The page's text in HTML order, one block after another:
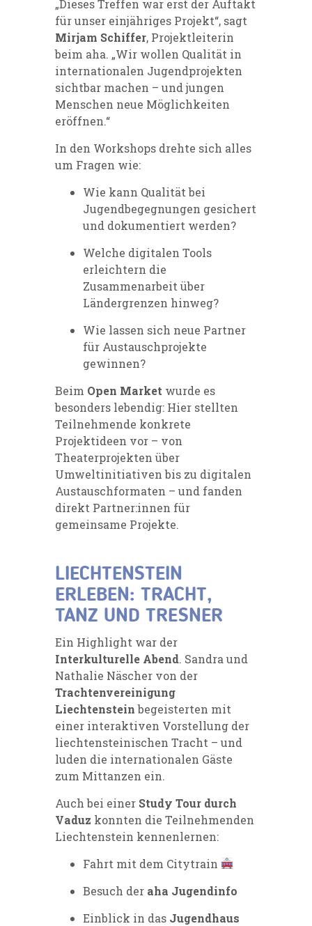
„Dieses Treffen war erst der Auftakt
für unser einjähriges Projekt“, sagt
Mirjam Schiffer, Projektleiterin
beim aha. „Wir wollen Qualität in
internationalen Jugendprojekten
sichtbar machen – und jungen
Menschen neue Möglichkeiten
eröffnen.“
In den Workshops drehte sich alles
um Fragen wie:
Wie kann Qualität bei
Jugendbegegnungen gesichert
und dokumentiert werden?
Welche digitalen Tools
erleichtern die
Zusammenarbeit über
Ländergrenzen hinweg?
Wie lassen sich neue Partner
für Austauschprojekte
gewinnen?
Beim Open Market wurde es
besonders lebendig: Hier stellten
Teilnehmende konkrete
Projektideen vor – von
Theaterprojekten über
Umweltinitiativen bis zu digitalen
Austauschformaten – und fanden
direkt Partner:innen für
gemeinsame Projekte.
LIECHTENSTEIN
ERLEBEN: TRACHT,
TANZ UND TRESNER
Ein Highlight war der
Interkulturelle Abend. Sandra und
Nathalie Näscher von der
Trachtenvereinigung
Liechtensteinbegeisterten mit
einer interaktiven Vorstellung der
liechtensteinischen Tracht – und
luden die internationalen Gäste
zum Mittanzen ein.
Auch bei einer Study Tour durch
Vaduz konnten die Teilnehmenden
Liechtenstein kennenlernen:
Fahrt mit dem Citytrain
Besuch der aha Jugendinfo
Einblick in das Jugendhaus